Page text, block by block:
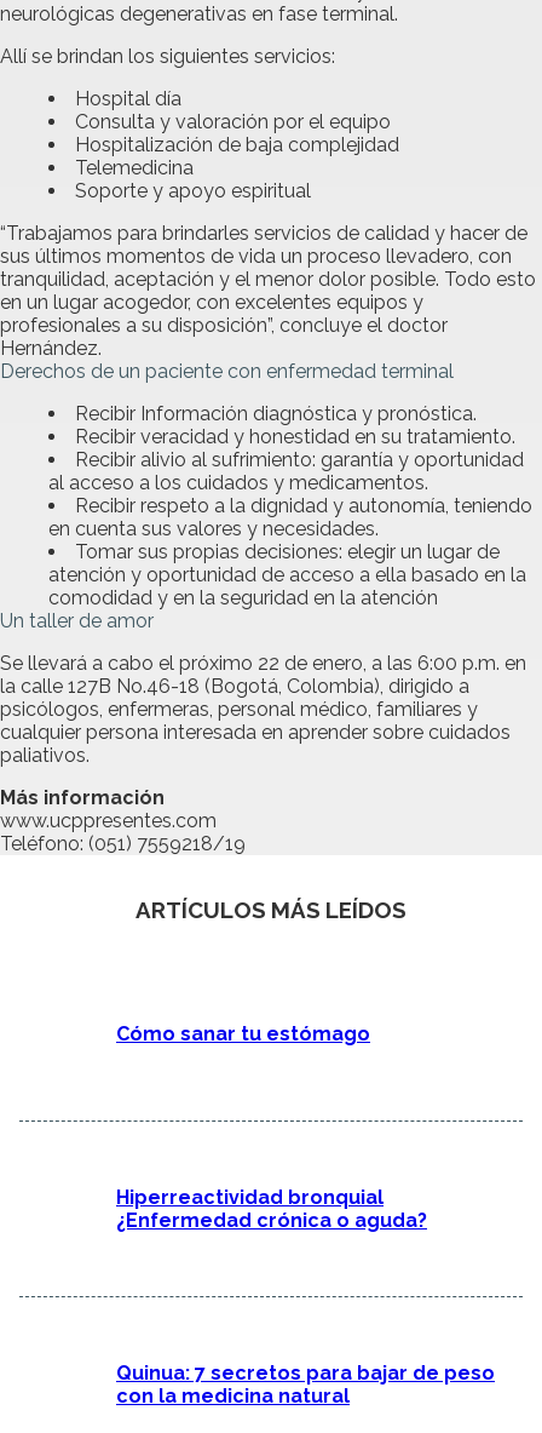
neurológicas degenerativas en fase terminal.
Allí se brindan los siguientes servicios:
Hospital día
Consulta y valoración por el equipo
Hospitalización de baja complejidad
Telemedicina
Soporte y apoyo espiritual
“Trabajamos para brindarles servicios de calidad y hacer de
sus últimos momentos de vida un proceso llevadero, con
tranquilidad, aceptación y el menor dolor posible. Todo esto
en un lugar acogedor, con excelentes equipos y
profesionales a su disposición”, concluye el doctor
Hernández.
Derechos de un paciente con enfermedad terminal
Recibir Información diagnóstica y pronóstica.
Recibir veracidad y honestidad en su tratamiento.
Recibir alivio al sufrimiento: garantía y oportunidad
al acceso a los cuidados y medicamentos.
Recibir respeto a la dignidad y autonomía, teniendo
en cuenta sus valores y necesidades.
Tomar sus propias decisiones: elegir un lugar de
atención y oportunidad de acceso a ella basado en la
comodidad y en la seguridad en la atención
Un taller de amor
Se llevará a cabo el próximo 22 de enero, a las 6:00 p.m. en
la calle 127B No.46-18 (Bogotá, Colombia), dirigido a
psicólogos, enfermeras, personal médico, familiares y
cualquier persona interesada en aprender sobre cuidados
paliativos.
Más información
www.ucppresentes.com
Teléfono: (051) 7559218/19
ARTÍCULOS MÁS LEÍDOS
Cómo sanar tu estómago
Hiperreactividad bronquial
¿Enfermedad crónica o aguda?
Quinua: 7 secretos para bajar de peso
con la medicina natural